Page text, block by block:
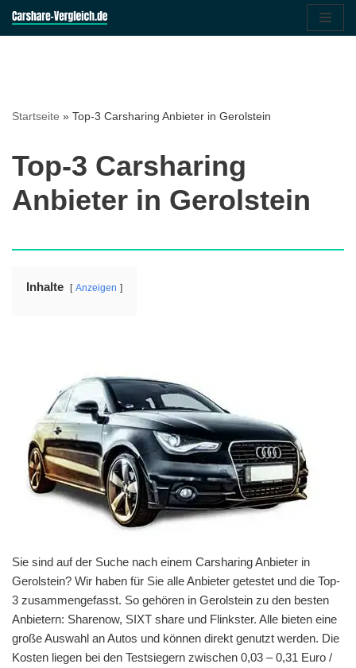
Startseite » Top-3 Carsharing Anbieter in Gerolstein
Top-3 Carsharing
Anbieter in Gerolstein
Inhalte Anzeigen
Sie sind auf der Suche nach einem Carsharing Anbieter in
Gerolstein? Wir haben für Sie alle Anbieter getestet und die Top-
3 zusammengefasst. So gehören in Gerolstein zu den besten
Anbietern: Sharenow, SIXT share und Flinkster. Alle bieten eine
große Auswahl an Autos und können direkt genutzt werden. Die
Kosten liegen bei den Testsiegern zwischen 0,03 – 0,31 Euro /